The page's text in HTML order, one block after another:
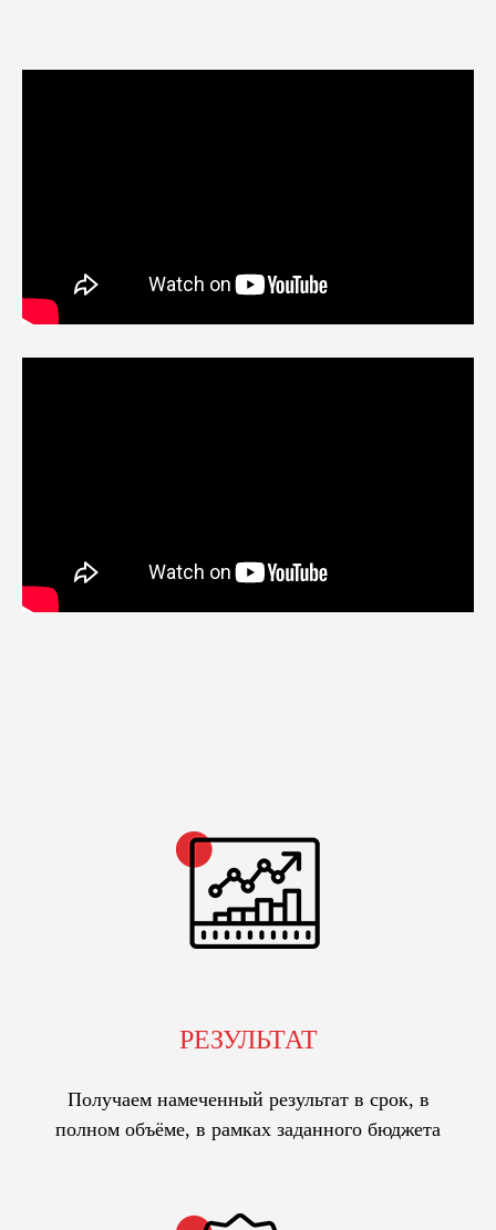
РЕЗУЛЬТАТ
Получаем намеченный результат в срок, в
полном объёме, в рамках заданного бюджета